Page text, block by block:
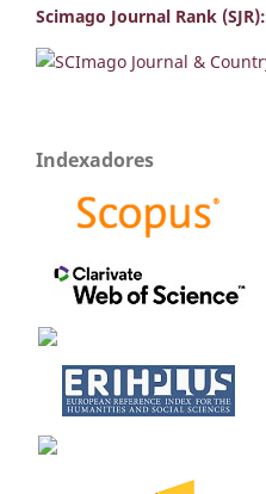
Scimago Journal Rank (SJR):
Indexadores